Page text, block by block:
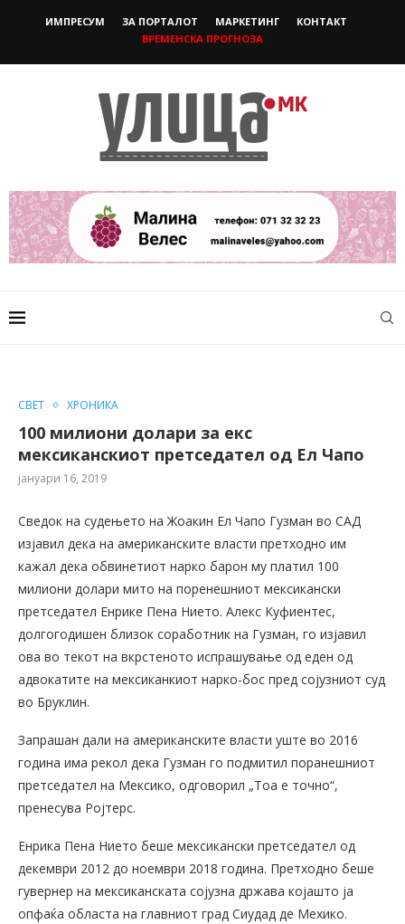
ИМПРЕСУМ ЗА ПОРТАЛОТ МАРКЕТИНГ
КОНТАКТ
ВРЕМЕНСКА ПРОГНОЗА
СВЕТ ХРОНИКА
100 милиони долари за екс
мексиканскиот претседател од Ел Чапо
јануари 16, 2019
Сведок на судењето на Жоакин Ел Чапо Гузман во САД
изјавил дека на американските власти претходно им
кажал дека обвинетиот нарко барон му платил 100
милиони долари мито на поренешниот мексикански
претседател Енрике Пена Нието. Алекс Куфиентес,
долгогодишен близок соработник на Гузман, го изјавил
ова во текот на вкрстеното испрашување од еден од
адвокатите на мексиканкиот нарко-бос пред сојузниот суд
во Бруклин.
Запрашан дали на американските власти уште во 2016
година има рекол дека Гузман го подмитил поранешниот
претседател на Мексико, одговорил „Тоа е точно“,
пренесува Ројтерс.
Енрика Пена Нието беше мексикански претседател од
декември 2012 до ноември 2018 година. Претходно беше
гувернер на мексиканската сојузна држава којашто ја
опфаќа областа на главниот град Сиудад де Мехико.